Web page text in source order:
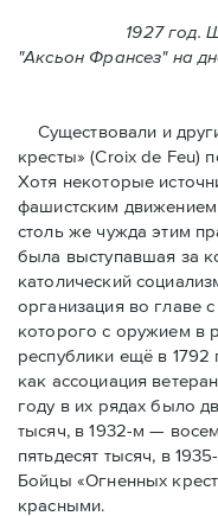
1927 год.
"Аксьон Франсез" на
Существовали и
кресты» (Croix de Feu)
Хотя некоторые
фашистским
столь же чужда этим
была выступавшая за
католический
организация во главе
которого с оружием в
республики ещё в 1792
как ассоциация
году в их рядах было
тысяч, в 1932-м —
пятьдесят тысяч, в
Бойцы «Огненных
красными.